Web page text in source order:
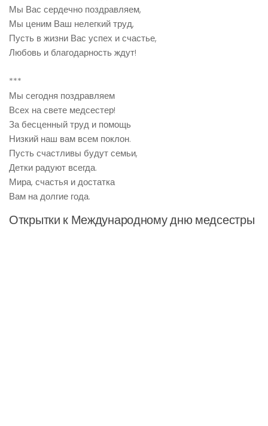
Мы Вас сердечно поздравляем,
Мы ценим Ваш нелегкий труд,
Пусть в жизни Вас успех и счастье,
Любовь и благодарность ждут!
***
Мы сегодня поздравляем
Всех на свете медсестер!
За бесценный труд и помощь
Низкий наш вам всем поклон.
Пусть счастливы будут семьи,
Детки радуют всегда.
Мира, счастья и достатка
Вам на долгие года.
Открытки к Международному дню медсестры